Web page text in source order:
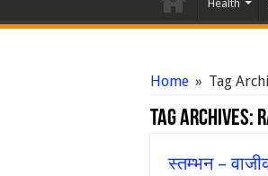
Health
Home » Tag
Tag Archives:
स्तम्भन –